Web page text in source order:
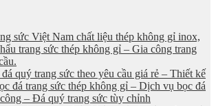
sức Việt Nam chất liệu thép không gỉ inox,
trang sức thép không gỉ – Gia công trang
quý trang sức theo yêu cầu giá rẻ – Thiết kế
đá trang sức thép không gỉ – Dịch vụ bọc đá
– Đá quý trang sức tùy chỉnh